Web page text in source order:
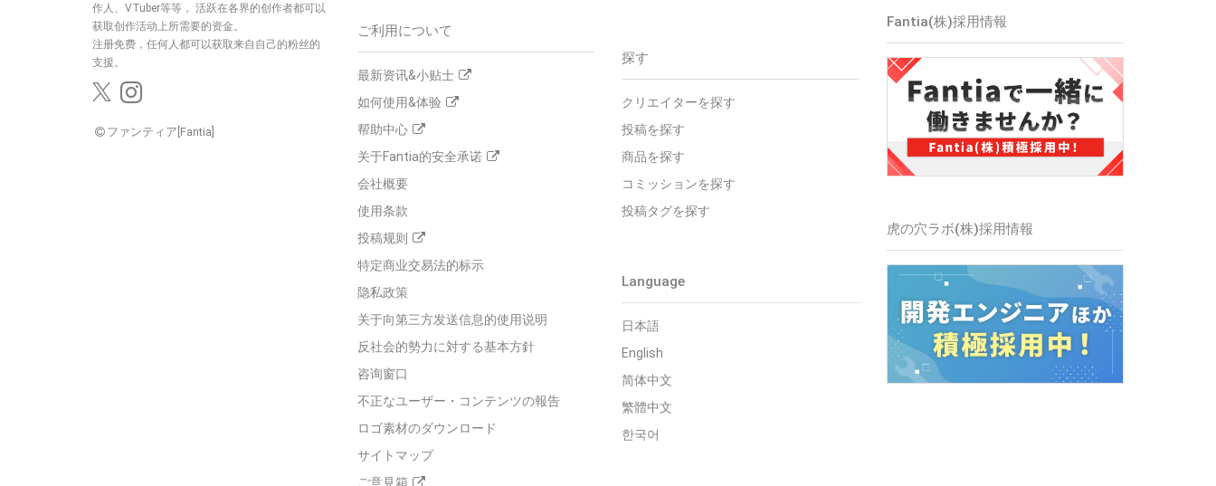
ご利用について
最新资讯&小贴士
如何使用&体验
帮助中心
关于Fantia的安全承诺
会社概要
使用条款
投稿规则
特定商业交易法的标示
隐私政策
关于向第三方发送信息的使用说明
反社会的勢力に対する基本方針
咨询窗口
不正なユーザー・コンテンツの報告
ロゴ素材のダウンロード
サイトマップ
ご意見箱
探す
クリエイターを探す
投稿を探す
商品を探す
コミッションを探す
投稿タグを探す
Language
日本語
English
简体中文
繁體中文
한국어
Fantia(株)採用情報
虎の穴ラボ(株)採用情報
作人、VTuber等等， 活跃在各界的创作者都可以
获取创作活动上所需要的资金。
注册免费，任何人都可以获取来自自己的粉丝的
支援。
ファンティア[Fantia]